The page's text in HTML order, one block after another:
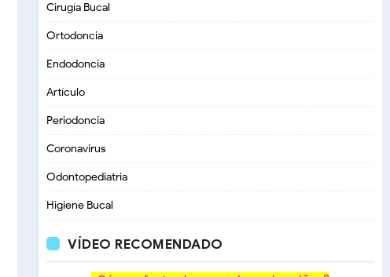
Cirugía Bucal
Ortodoncia
Endodoncia
Artículo
Periodoncia
Coronavirus
Odontopediatria
Higiene Bucal
VÍDEO RECOMENDADO